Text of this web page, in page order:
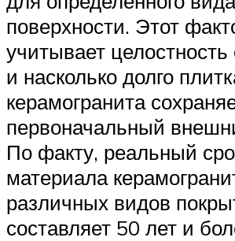
поверхности. Этот
учитывает
и насколько долго
керамогранита
первоначальный
По факту, реальный
материала
различных видов
составляет 50 лет и